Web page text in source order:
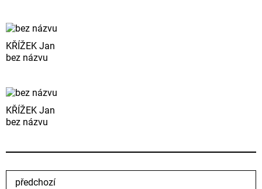
KŘÍŽEK Jan
bez názvu
KŘÍŽEK Jan
bez názvu
předchozí